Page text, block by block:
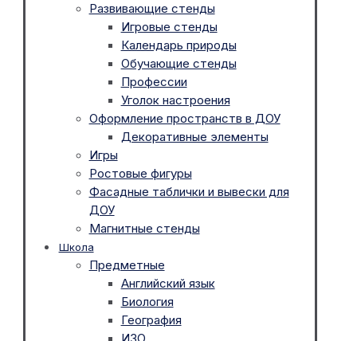
Развивающие стенды
Игровые стенды
Календарь природы
Обучающие стенды
Профессии
Уголок настроения
Оформление пространств в ДОУ
Декоративные элементы
Игры
Ростовые фигуры
Фасадные таблички и вывески для
ДОУ
Магнитные стенды
Школа
Предметные
Английский язык
Биология
География